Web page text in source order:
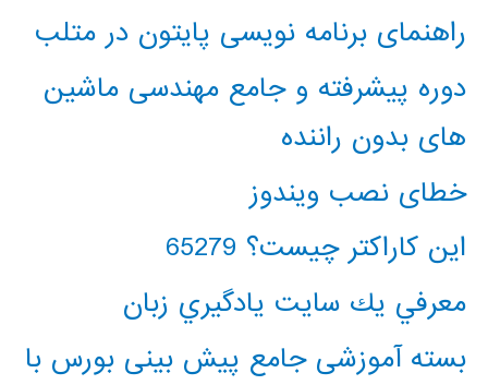
راهنمای برنامه نویسی پایتون در متلب
دوره پیشرفته و جامع مهندسی ماشین
های بدون راننده
خطای نصب ویندوز
این کاراکتر چیست؟ 65279
معرفي يك سايت يادگيري زبان
بسته آموزشی جامع پیش بینی بورس با